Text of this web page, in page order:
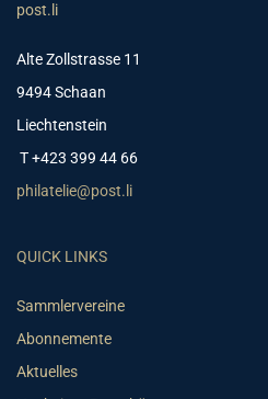
post.li
Alte Zollstrasse 11
9494 Schaan
Liechtenstein
T +423 399 44 66
philatelie@post.li
QUICK LINKS
Sammlervereine
Abonnemente
Aktuelles